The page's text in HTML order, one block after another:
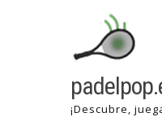
¡Descubre,